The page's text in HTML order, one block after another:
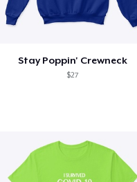
Stay Poppin' Crewneck
$27